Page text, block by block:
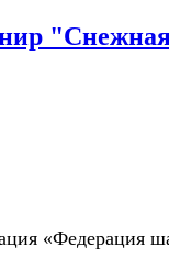
«Федерация